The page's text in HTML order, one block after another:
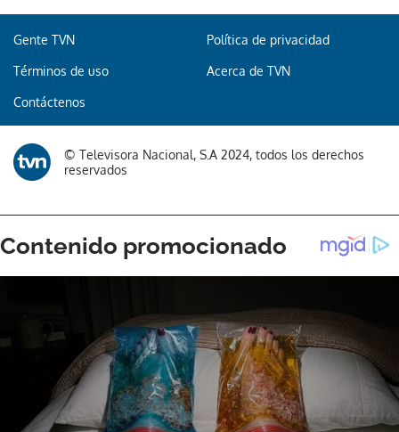
Gente TVN Política de privacidad
Términos de uso Acerca de TVN
Contáctenos
© Televisora Nacional, S.A 2024, todos los derechos
reservados